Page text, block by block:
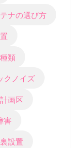
ナの選び方
類
クノイズ
画区
害
設置